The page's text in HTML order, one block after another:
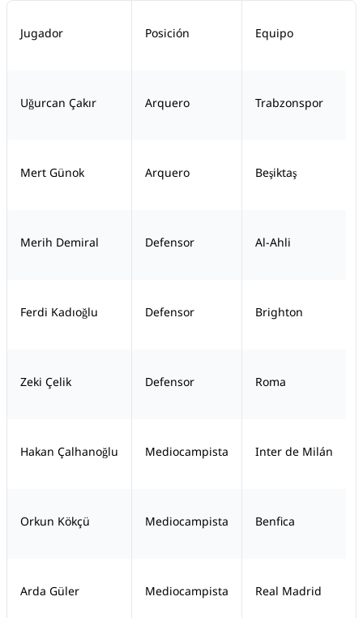
Jugador Posición Equipo
Uğurcan Çakır Arquero Trabzonspor
Mert Günok Arquero Beşiktaş
Merih Demiral Defensor Al-Ahli
Ferdi Kadıoğlu Defensor Brighton
Zeki Çelik Defensor Roma
Hakan Çalhanoğlu Mediocampista Inter de Milán
Orkun Kökçü Mediocampista Benfica
Arda Güler Mediocampista Real Madrid